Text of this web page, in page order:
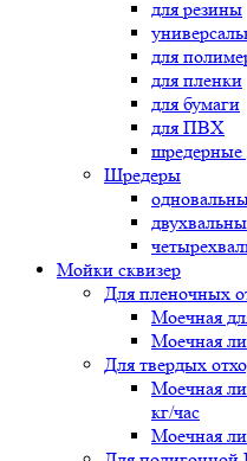
для резины
для
для пленки
для бумаги
для ПВХ
шредерные
Шредеры
Мойки сквизер
Для пленочных
Моечная
Моечная
Для твердых
Моечная
кг/час
Моечная